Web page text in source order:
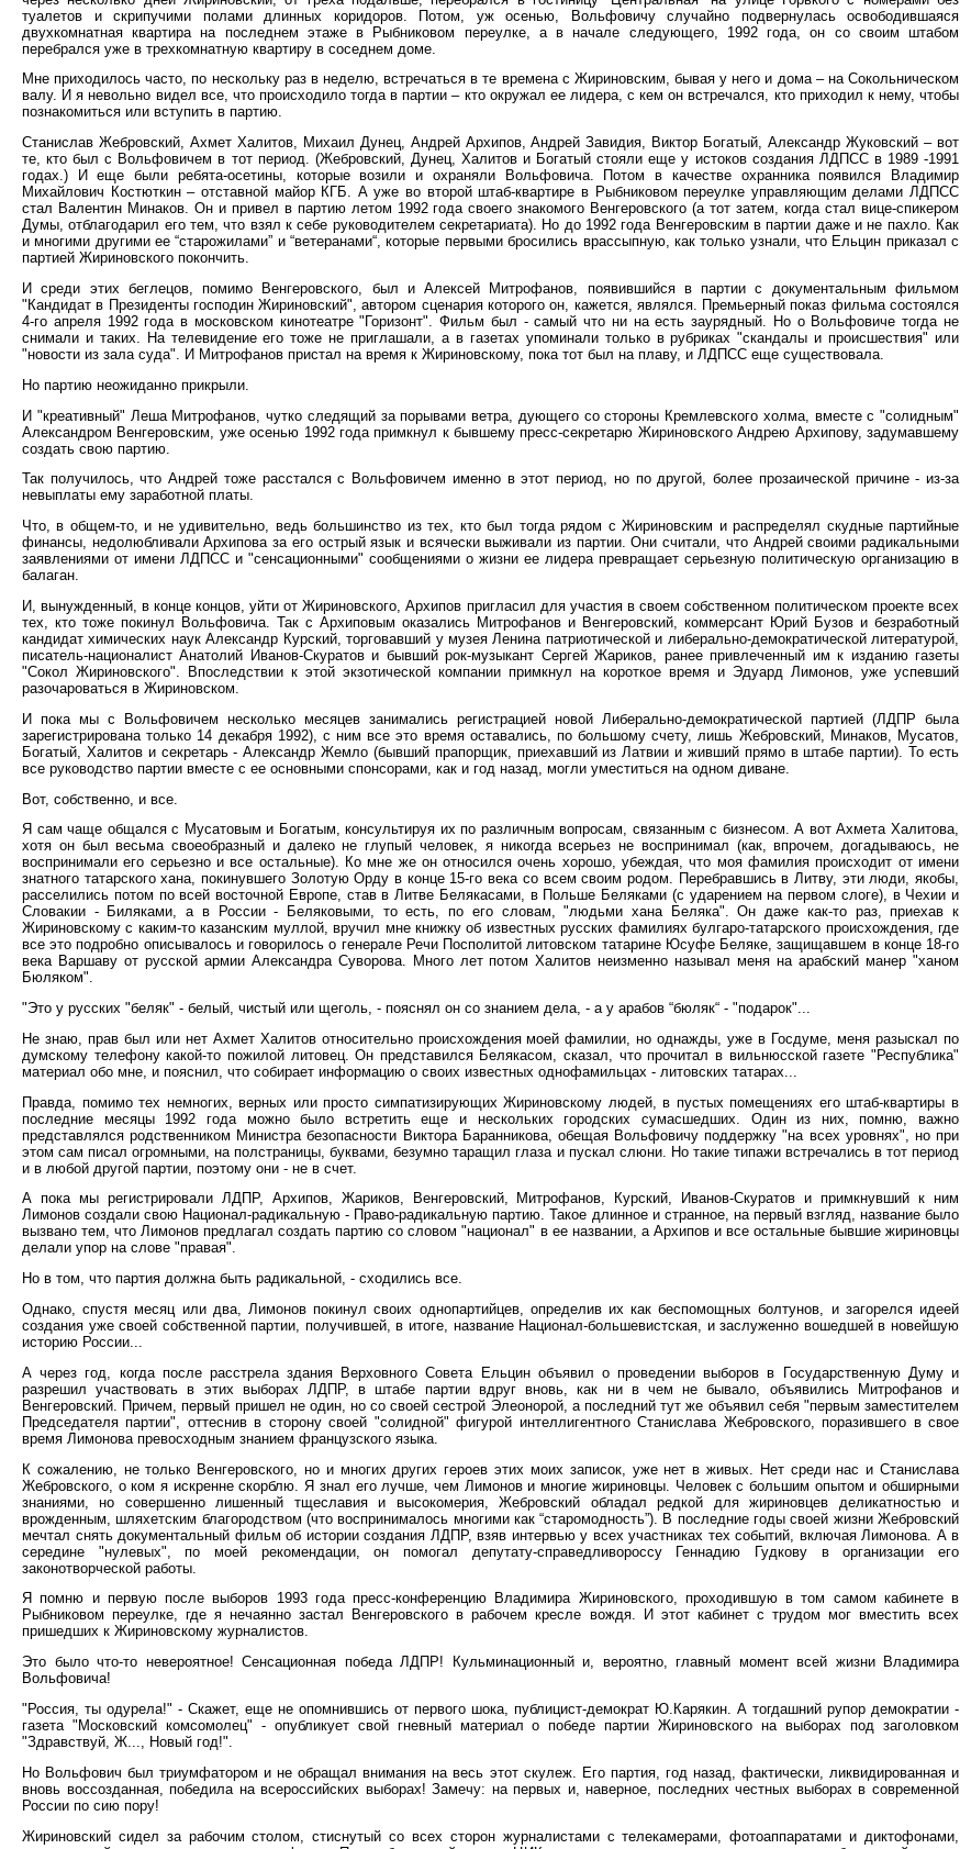
туалетов и скрипучими полами длинных коридоров. Потом, уж осенью, Вольфовичу случайно подвернулась освободившаяся
двухкомнатная квартира на последнем этаже в Рыбниковом переулке, а в начале следующего, 1992 года, он со своим штабом
перебрался уже в трехкомнатную квартиру в соседнем доме.
Мне приходилось часто, по нескольку раз в неделю, встречаться в те времена с Жириновским, бывая у него и дома – на Сокольническом
валу. И я невольно видел все, что происходило тогда в партии – кто окружал ее лидера, с кем он встречался, кто приходил к нему, чтобы
познакомиться или вступить в партию.
Станислав Жебровский, Ахмет Халитов, Михаил Дунец, Андрей Архипов, Андрей Завидия, Виктор Богатый, Александр Жуковский – вот
те, кто был с Вольфовичем в тот период. (Жебровский, Дунец, Халитов и Богатый стояли еще у истоков создания ЛДПСС в 1989 -1991
годах.) И еще были ребята-осетины, которые возили и охраняли Вольфовича. Потом в качестве охранника появился Владимир
Михайлович Костюткин – отставной майор КГБ. А уже во второй штаб-квартире в Рыбниковом переулке управляющим делами ЛДПСС
стал Валентин Минаков. Он и привел в партию летом 1992 года своего знакомого Венгеровского (а тот затем, когда стал вице-спикером
Думы, отблагодарил его тем, что взял к себе руководителем секретариата). Но до 1992 года Венгеровским в партии даже и не пахло. Как
и многими другими ее “старожилами” и “ветеранами“, которые первыми бросились врассыпную, как только узнали, что Ельцин приказал с
партией Жириновского покончить.
И среди этих беглецов, помимо Венгеровского, был и Алексей Митрофанов, появившийся в партии с документальным фильмом
"Кандидат в Президенты господин Жириновский", автором сценария которого он, кажется, являлся. Премьерный показ фильма состоялся
4-го апреля 1992 года в московском кинотеатре "Горизонт". Фильм был - самый что ни на есть заурядный. Но о Вольфовиче тогда не
снимали и таких. На телевидение его тоже не приглашали, а в газетах упоминали только в рубриках "скандалы и происшествия" или
"новости из зала суда". И Митрофанов пристал на время к Жириновскому, пока тот был на плаву, и ЛДПСС еще существовала.
Но партию неожиданно прикрыли.
И "креативный" Леша Митрофанов, чутко следящий за порывами ветра, дующего со стороны Кремлевского холма, вместе с "солидным"
Александром Венгеровским, уже осенью 1992 года примкнул к бывшему пресс-секретарю Жириновского Андрею Архипову, задумавшему
создать свою партию.
Так получилось, что Андрей тоже расстался с Вольфовичем именно в этот период, но по другой, более прозаической причине - из-за
невыплаты ему заработной платы.
Что, в общем-то, и не удивительно, ведь большинство из тех, кто был тогда рядом с Жириновским и распределял скудные партийные
финансы, недолюбливали Архипова за его острый язык и всячески выживали из партии. Они считали, что Андрей своими радикальными
заявлениями от имени ЛДПСС и "сенсационными" сообщениями о жизни ее лидера превращает серьезную политическую организацию в
балаган.
И, вынужденный, в конце концов, уйти от Жириновского, Архипов пригласил для участия в своем собственном политическом проекте всех
тех, кто тоже покинул Вольфовича. Так с Архиповым оказались Митрофанов и Венгеровский, коммерсант Юрий Бузов и безработный
кандидат химических наук Александр Курский, торговавший у музея Ленина патриотической и либерально-демократической литературой,
писатель-националист Анатолий Иванов-Скуратов и бывший рок-музыкант Сергей Жариков, ранее привлеченный им к изданию газеты
"Сокол Жириновского". Впоследствии к этой экзотической компании примкнул на короткое время и Эдуард Лимонов, уже успевший
разочароваться в Жириновском.
И пока мы с Вольфовичем несколько месяцев занимались регистрацией новой Либерально-демократической партией (ЛДПР была
зарегистрирована только 14 декабря 1992), с ним все это время оставались, по большому счету, лишь Жебровский, Минаков, Мусатов,
Богатый, Халитов и секретарь - Александр Жемло (бывший прапорщик, приехавший из Латвии и живший прямо в штабе партии). То есть
все руководство партии вместе с ее основными спонсорами, как и год назад, могли уместиться на одном диване.
Вот, собственно, и все.
Я сам чаще общался с Мусатовым и Богатым, консультируя их по различным вопросам, связанным с бизнесом. А вот Ахмета Халитова,
хотя он был весьма своеобразный и далеко не глупый человек, я никогда всерьез не воспринимал (как, впрочем, догадываюсь, не
воспринимали его серьезно и все остальные). Ко мне же он относился очень хорошо, убеждая, что моя фамилия происходит от имени
знатного татарского хана, покинувшего Золотую Орду в конце 15-го века со всем своим родом. Перебравшись в Литву, эти люди, якобы,
расселились потом по всей восточной Европе, став в Литве Белякасами, в Польше Беляками (с ударением на первом слоге), в Чехии и
Словакии - Биляками, а в России - Беляковыми, то есть, по его словам, "людьми хана Беляка". Он даже как-то раз, приехав к
Жириновскому с каким-то казанским муллой, вручил мне книжку об известных русских фамилиях булгаро-татарского происхождения, где
все это подробно описывалось и говорилось о генерале Речи Посполитой литовском татарине Юсуфе Беляке, защищавшем в конце 18-го
века Варшаву от русской армии Александра Суворова. Много лет потом Халитов неизменно называл меня на арабский манер "ханом
Бюляком".
"Это у русских "беляк" - белый, чистый или щеголь, - пояснял он со знанием дела, - а у арабов “бюляк“ - "подарок"...
Не знаю, прав был или нет Ахмет Халитов относительно происхождения моей фамилии, но однажды, уже в Госдуме, меня разыскал по
думскому телефону какой-то пожилой литовец. Он представился Белякасом, сказал, что прочитал в вильнюсской газете "Республика"
материал обо мне, и пояснил, что собирает информацию о своих известных однофамильцах - литовских татарах...
Правда, помимо тех немногих, верных или просто симпатизирующих Жириновскому людей, в пустых помещениях его штаб-квартиры в
последние месяцы 1992 года можно было встретить еще и нескольких городских сумасшедших. Один из них, помню, важно
представлялся родственником Министра безопасности Виктора Баранникова, обещая Вольфовичу поддержку "на всех уровнях", но при
этом сам писал огромными, на полстраницы, буквами, безумно таращил глаза и пускал слюни. Но такие типажи встречались в тот период
и в любой другой партии, поэтому они - не в счет.
А пока мы регистрировали ЛДПР, Архипов, Жариков, Венгеровский, Митрофанов, Курский, Иванов-Скуратов и примкнувший к ним
Лимонов создали свою Национал-радикальную - Право-радикальную партию. Такое длинное и странное, на первый взгляд, название было
вызвано тем, что Лимонов предлагал создать партию со словом "национал" в ее названии, а Архипов и все остальные бывшие жириновцы
делали упор на слове "правая".
Но в том, что партия должна быть радикальной, - сходились все.
Однако, спустя месяц или два, Лимонов покинул своих однопартийцев, определив их как беспомощных болтунов, и загорелся идеей
создания уже своей собственной партии, получившей, в итоге, название Национал-большевистская, и заслуженно вошедшей в новейшую
историю России...
А через год, когда после расстрела здания Верховного Совета Ельцин объявил о проведении выборов в Государственную Думу и
разрешил участвовать в этих выборах ЛДПР, в штабе партии вдруг вновь, как ни в чем не бывало, объявились Митрофанов и
Венгеровский. Причем, первый пришел не один, но со своей сестрой Элеонорой, а последний тут же объявил себя "первым заместителем
Председателя партии", оттеснив в сторону своей "солидной" фигурой интеллигентного Станислава Жебровского, поразившего в свое
время Лимонова превосходным знанием французского языка.
К сожалению, не только Венгеровского, но и многих других героев этих моих записок, уже нет в живых. Нет среди нас и Станислава
Жебровского, о ком я искренне скорблю. Я знал его лучше, чем Лимонов и многие жириновцы. Человек с большим опытом и обширными
знаниями, но совершенно лишенный тщеславия и высокомерия, Жебровский обладал редкой для жириновцев деликатностью и
врожденным, шляхетским благородством (что воспринималось многими как “старомодность”). В последние годы своей жизни Жебровский
мечтал снять документальный фильм об истории создания ЛДПР, взяв интервью у всех участниках тех событий, включая Лимонова. А в
середине "нулевых", по моей рекомендации, он помогал депутату-справедливороссу Геннадию Гудкову в организации его
законотворческой работы.
Я помню и первую после выборов 1993 года пресс-конференцию Владимира Жириновского, проходившую в том самом кабинете в
Рыбниковом переулке, где я нечаянно застал Венгеровского в рабочем кресле вождя. И этот кабинет с трудом мог вместить всех
пришедших к Жириновскому журналистов.
Это было что-то невероятное! Сенсационная победа ЛДПР! Кульминационный и, вероятно, главный момент всей жизни Владимира
Вольфовича!
"Россия, ты одурела!" - Скажет, еще не опомнившись от первого шока, публицист-демократ Ю.Карякин. А тогдашний рупор демократии -
газета "Московский комсомолец" - опубликует свой гневный материал о победе партии Жириновского на выборах под заголовком
"Здравствуй, Ж..., Новый год!".
Но Вольфович был триумфатором и не обращал внимания на весь этот скулеж. Его партия, год назад, фактически, ликвидированная и
вновь воссозданная, победила на всероссийских выборах! Замечу: на первых и, наверное, последних честных выборах в современной
России по сию пору!
Жириновский сидел за рабочим столом, стиснутый со всех сторон журналистами с телекамерами, фотоаппаратами и диктофонами,